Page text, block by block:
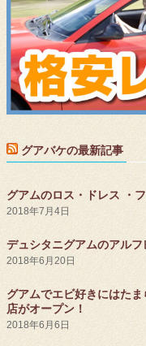
グアバケの最新記事
グアムのロス・ドレス ・
2018年7月4日
デュシタニグアムのアル
2018年6月20日
グアムでエビ好きにはた
店がオープン！
2018年6月6日